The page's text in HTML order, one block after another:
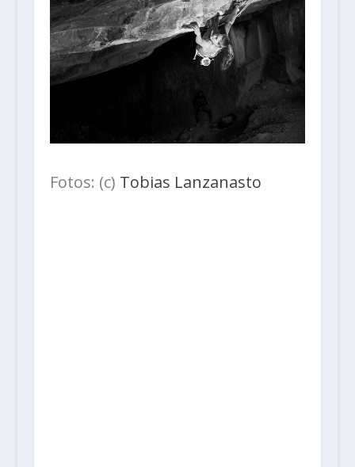
Fotos: (c) Tobias Lanzanasto